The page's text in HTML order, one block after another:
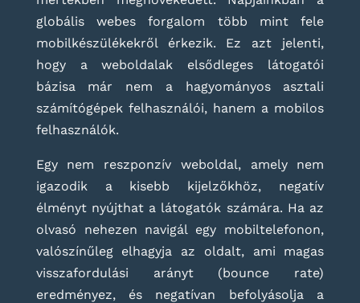
globális webes forgalom több mint fele
mobilkészülékekről érkezik. Ez azt jelenti,
hogy a weboldalak elsődleges látogatói
bázisa már nem a hagyományos asztali
számítógépek felhasználói, hanem a mobilos
felhasználók.
Egy nem reszponzív weboldal, amely nem
igazodik a kisebb kijelzőkhöz, negatív
élményt nyújthat a látogatók számára. Ha az
olvasó nehezen navigál egy mobiltelefonon,
valószínűleg elhagyja az oldalt, ami magas
visszafordulási arányt (bounce rate)
eredményez, és negatívan befolyásolja a